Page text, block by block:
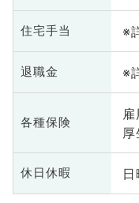
住宅手当 ※
退職金 ※
各種保険
休日休暇